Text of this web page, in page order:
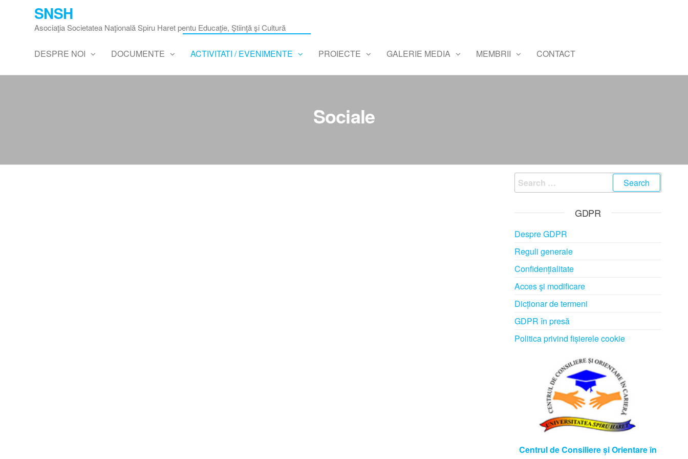
SNSH
Asociaţia Societatea Naţională Spiru Haret pentu Educaţie, Ştiinţă şi Cultură
DESPRE NOI DOCUMENTE ACTIVITATI / EVENIMENTE PROIECTE GALERIE MEDIA MEMBRII CONTACT
Sociale
Search
for:
GDPR
Despre GDPR
Reguli generale
Confidențialitate
Acces şi modificare
Dicționar de termeni
GDPR în presă
Politica privind fișierele cookie
Centrul de Consiliere și Orientare în